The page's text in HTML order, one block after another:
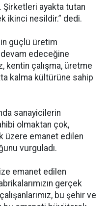
Şirketleri ayakta tutan
ikinci nesildir.” dedi.
güçlü üretim
edeceğine
kentin çalışma, üretme
kalma kültürüne sahip
sanayicilerin
olmaktan çok,
üzere emanet edilen
vurguladı.
emanet edilen
gerçek
bu şehir ve